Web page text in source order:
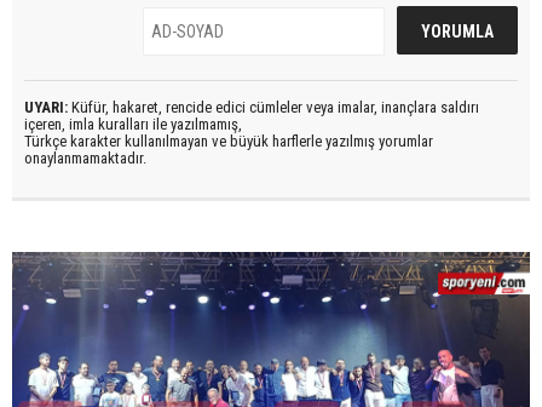
UYARI: Küfür, hakaret, rencide edici cümleler veya imalar, inançlara saldırı
içeren, imla kuralları ile yazılmamış,
Türkçe karakter kullanılmayan ve büyük harflerle yazılmış yorumlar
onaylanmamaktadır.